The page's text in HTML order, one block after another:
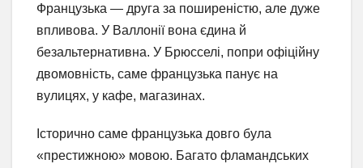
Французька — друга за поширеністю, але дуже
впливова. У Валлонії вона єдина й
безальтернативна. У Брюсселі, попри офіційну
двомовність, саме французька панує на
вулицях, у кафе, магазинах.
Історично саме французька довго була
«престижною» мовою. Багато фламандських